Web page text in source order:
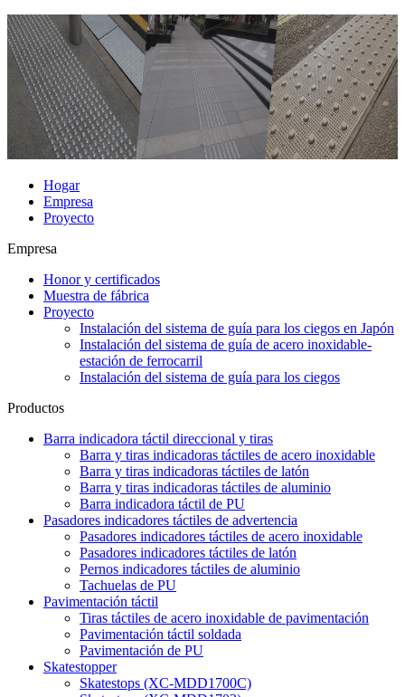
Hogar
Empresa
Proyecto
Empresa
Honor y certificados
Muestra de fábrica
Proyecto
Instalación del sistema de guía para los ciegos en Japón
Instalación del sistema de guía de acero inoxidable-
estación de ferrocarril
Instalación del sistema de guía para los ciegos
Productos
Barra indicadora táctil direccional y tiras
Barra y tiras indicadoras táctiles de acero inoxidable
Barra y tiras indicadoras táctiles de latón
Barra y tiras indicadoras táctiles de aluminio
Barra indicadora táctil de PU
Pasadores indicadores táctiles de advertencia
Pasadores indicadores táctiles de acero inoxidable
Pasadores indicadores táctiles de latón
Pernos indicadores táctiles de aluminio
Tachuelas de PU
Pavimentación táctil
Tiras táctiles de acero inoxidable de pavimentación
Pavimentación táctil soldada
Pavimentación de PU
Skatestopper
Skatestops (XC-MDD1700C)